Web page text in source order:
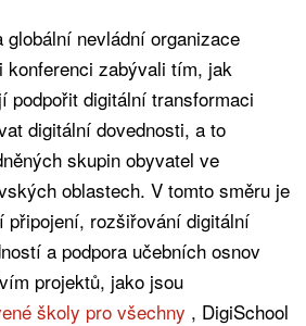
globální nevládní organizace
konferenci zabývali tím, jak
podpořit digitální transformaci
digitální dovednosti, a to
skupin obyvatel ve
oblastech. V tomto směru je
připojení, rozšiřování digitální
a podpora učebních osnov
projektů, jako jsou
školy pro všechny , DigiSchool